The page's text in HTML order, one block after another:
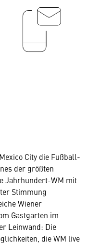
City die Fußball-
der größten
Jahrhundert-WM mit
Stimmung
Wiener
Gastgarten im
Leinwand: Die
die WM live